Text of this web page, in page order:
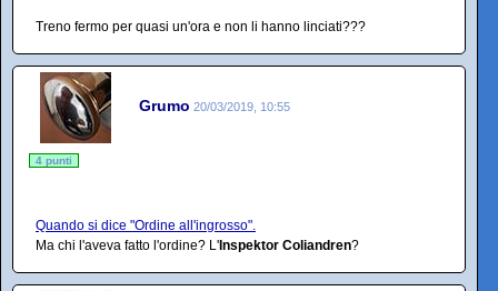
Treno fermo per quasi un'ora e non li hanno linciati???
Grumo 20/03/2019, 10:55
4 punti
Quando si dice "Ordine all'ingrosso".
Ma chi l'aveva fatto l'ordine? L' Inspektor Coliandren?